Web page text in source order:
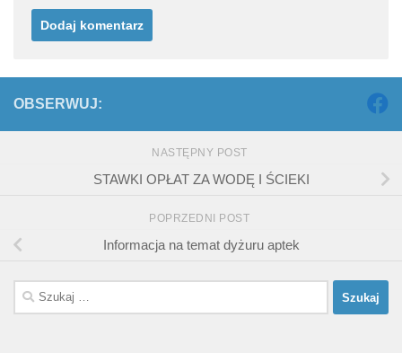
OBSERWUJ:
NASTĘPNY POST
STAWKI OPŁAT ZA WODĘ I ŚCIEKI
POPRZEDNI POST
Informacja na temat dyżuru aptek
Szukaj: